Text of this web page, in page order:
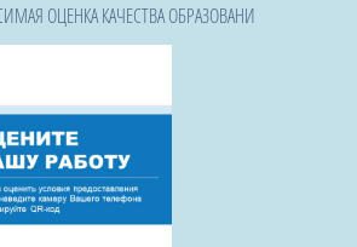
ОЦЕНКА КАЧЕСТВА ОБРАЗОВАНИ